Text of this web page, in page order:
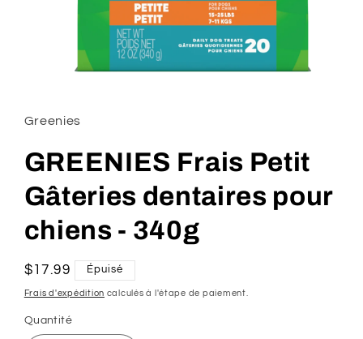
1
dans
fenêtre
modale
Greenies
GREENIES Frais Petit
Gâteries dentaires pour
chiens - 340g
Prix
habituel
$17.99 Épuisé
Frais d'expédition calculés à l'étape de paiement.
Quantité